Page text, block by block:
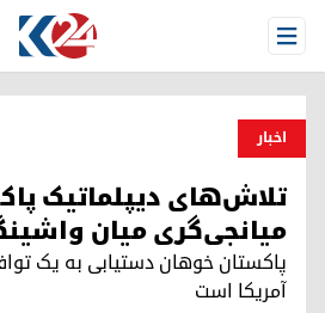
Open Menu
اخبار
تلاش‌های دیپلماتیک
میانجی‌گری میان
پاکستان خوهان دستیابی به یک
آمریکا است